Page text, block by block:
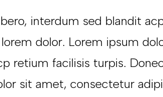
interdum sed blandit
dolor. Lorem ipsum
retium facilisis turpis.
sit amet, consectetur